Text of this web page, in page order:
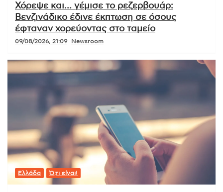
Χόρεψε και… γέμισε το ρεζερβουάρ:
Βενζινάδικο έδινε έκπτωση σε όσους
έφταναν χορεύοντας στο ταμείο
09/08/2026, 21:09 Newsroom
Ελλάδα Ό,τι είναι!